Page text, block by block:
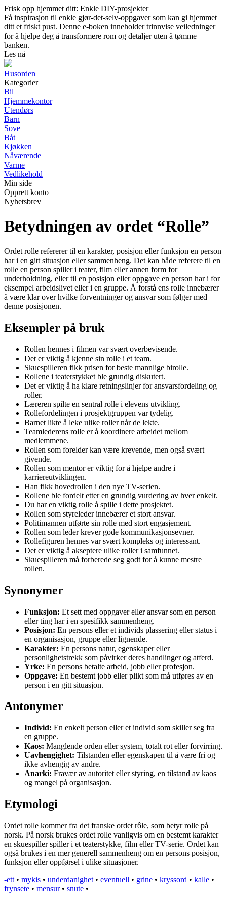
Frisk opp hjemmet ditt: Enkle DIY-prosjekter
Få inspirasjon til enkle gjør-det-selv-oppgaver som kan gi hjemmet
ditt et friskt pust. Denne e-boken inneholder trinnvise veiledninger
for å hjelpe deg å transformere rom og detaljer uten å tømme
banken.
Les nå
Husorden
Kategorier
Bil
Hjemmekontor
Utendørs
Barn
Sove
Båt
Kjøkken
Nåværende
Varme
Vedlikehold
Min side
Opprett konto
Nyhetsbrev
Betydningen av ordet “Rolle”
Ordet rolle refererer til en karakter, posisjon eller funksjon en person
har i en gitt situasjon eller sammenheng. Det kan både referere til en
rolle en person spiller i teater, film eller annen form for
underholdning, eller til en posisjon eller oppgave en person har i for
eksempel arbeidslivet eller i en gruppe. Å forstå ens rolle innebærer
å være klar over hvilke forventninger og ansvar som følger med
denne posisjonen.
Eksempler på bruk
Rollen hennes i filmen var svært overbevisende.
Det er viktig å kjenne sin rolle i et team.
Skuespilleren fikk prisen for beste mannlige birolle.
Rollene i teaterstykket ble grundig diskutert.
Det er viktig å ha klare retningslinjer for ansvarsfordeling og
roller.
Læreren spilte en sentral rolle i elevens utvikling.
Rollefordelingen i prosjektgruppen var tydelig.
Barnet likte å leke ulike roller når de lekte.
Teamlederens rolle er å koordinere arbeidet mellom
medlemmene.
Rollen som forelder kan være krevende, men også svært
givende.
Rollen som mentor er viktig for å hjelpe andre i
karriereutviklingen.
Han fikk hovedrollen i den nye TV-serien.
Rollene ble fordelt etter en grundig vurdering av hver enkelt.
Du har en viktig rolle å spille i dette prosjektet.
Rollen som styreleder innebærer et stort ansvar.
Politimannen utførte sin rolle med stort engasjement.
Rollen som leder krever gode kommunikasjonsevner.
Rollefiguren hennes var svært kompleks og interessant.
Det er viktig å akseptere ulike roller i samfunnet.
Skuespilleren må forberede seg godt for å kunne mestre
rollen.
Synonymer
Funksjon: Et sett med oppgaver eller ansvar som en person
eller ting har i en spesifikk sammenheng.
Posisjon: En persons eller et individs plassering eller status i
en organisasjon, gruppe eller lignende.
Karakter: En persons natur, egenskaper eller
personlighetstrekk som påvirker deres handlinger og atferd.
Yrke: En persons betalte arbeid, jobb eller profesjon.
Oppgave: En bestemt jobb eller plikt som må utføres av en
person i en gitt situasjon.
Antonymer
Individ: En enkelt person eller et individ som skiller seg fra
en gruppe.
Kaos: Manglende orden eller system, totalt rot eller forvirring.
Uavhengighet: Tilstanden eller egenskapen til å være fri og
ikke avhengig av andre.
Anarki: Fravær av autoritet eller styring, en tilstand av kaos
og mangel på organisasjon.
Etymologi
Ordet rolle kommer fra det franske ordet rôle, som betyr rolle på
norsk. På norsk brukes ordet rolle vanligvis om en bestemt karakter
en skuespiller spiller i et teaterstykke, film eller TV-serie. Ordet kan
også brukes i en mer generell sammenheng om en persons posisjon,
funksjon eller oppførsel i ulike situasjoner.
-ett • mykis • underdanighet • eventuell • grine • kryssord • kalle •
frynsete • mensur• snute •